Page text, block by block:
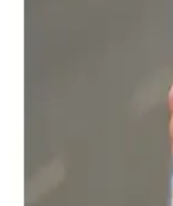
uygun erkek montunu
Erkek Kış
Alternatifler
İki Buratti erkek
mont ve peluş
arasındaki farkları